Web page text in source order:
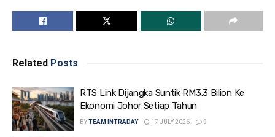
Related Posts
RTS Link Dijangka Suntik RM3.3 Bilion Ke
Ekonomi Johor Setiap Tahun
BYTEAM INTRADAY 17 JULY 2026 0